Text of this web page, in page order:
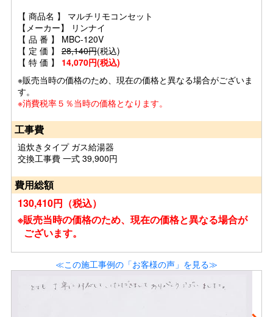
【 商品名 】 マルチリモコンセット
【メーカー】 リンナイ
【 品 番 】 MBC-120V
【 定 価 】 28,140円(税込)
【 特 価 】 14,070円(税込)
※販売当時の価格のため、現在の価格と異なる場合がございま
す。
※消費税率５％当時の価格となります。
工事費
追炊きタイプ ガス給湯器
交換工事費 一式 39,900円
費用総額
130,410円（税込）
※販売当時の価格のため、現在の価格と異なる場合が
ございます。
≪この施工事例の「お客様の声」を見る≫